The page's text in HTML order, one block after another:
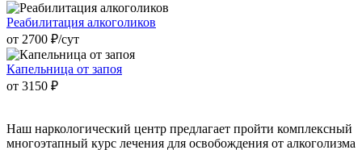
Реабилитация алкоголиков
от 2700 ₽/cут
Капельница от запоя
от 3150 ₽
Наш наркологический центр предлагает пройти комплексный
многоэтапный курс лечения для освобождения от алкоголизма